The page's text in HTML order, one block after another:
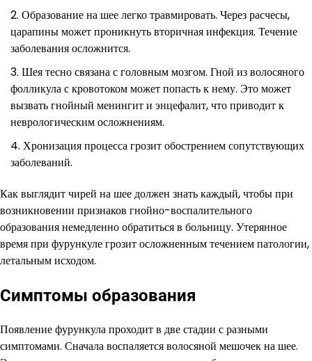
Образование на шее легко травмировать. Через расчесы,
царапины может проникнуть вторичная инфекция. Течение
заболевания осложнится.
Шея тесно связана с головным мозгом. Гной из волосяного
фолликула с кровотоком может попасть к нему. Это может
вызвать гнойный менингит и энцефалит, что приводит к
неврологическим осложнениям.
Хронизация процесса грозит обострением сопутствующих
заболеваний.
Как выглядит чирей на шее должен знать каждый, чтобы при
возникновении признаков гнойно-воспалительного
образования немедленно обратиться в больницу. Утерянное
время при фурункуле грозит осложненным течением патологии,
летальным исходом.
Симптомы образования
Появление фурункула проходит в две стадии с разными
симптомами. Сначала воспаляется волосяной мешочек на шее.